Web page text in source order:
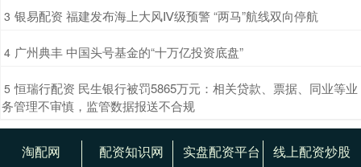
3 ​银易配资 福建发布海上大风Ⅳ级预警 “两马”航线双向停航
4 ​广州典丰 中国头号基金的“十万亿投资底盘”
5 ​恒瑞行配资 民生银行被罚5865万元：相关贷款、票据、同业等业
务管理不审慎，监管数据报送不合规
淘配网 配资知识网
实盘配资平台
线上配资炒股